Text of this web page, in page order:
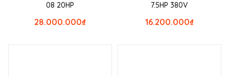
08 20HP
₫
28.000.000
7.5HP 380V
₫
16.200.000